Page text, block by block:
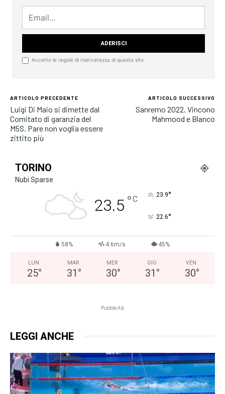
Accetto le regole di riservatezza di questo sito
ARTICOLO PRECEDENTE
Luigi Di Maio si dimette dal
Comitato di garanzia del
M5S. Pare non voglia essere
zittito più
ARTICOLO SUCCESSIVO
Sanremo 2022. Vincono
Mahmood e Blanco
TORINO
Nubi Sparse
23.5 °C 23.9°
22.6°
58% 4.6m/s 45%
LUN
25°
MAR
31 °
MER
30°
GIO
31 °
VEN
30°
Pubblicità
LEGGI ANCHE